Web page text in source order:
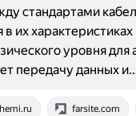
farsite.com
стандартами
в их
уровня
передачу данных